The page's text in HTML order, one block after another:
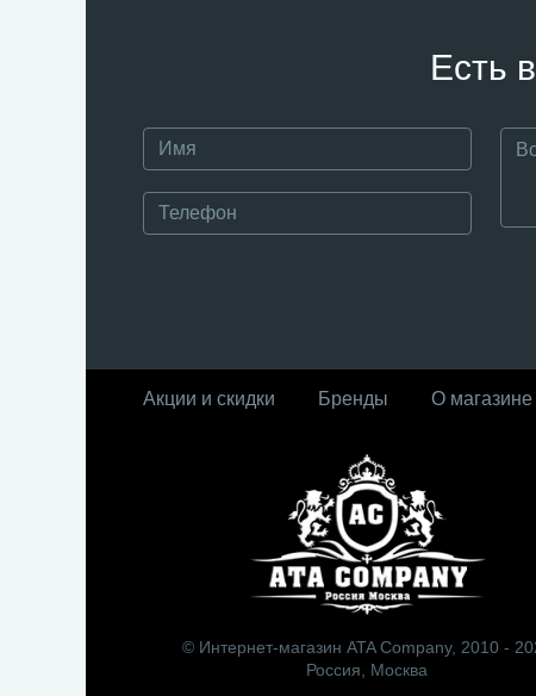
Есть
Акции и скидки Бренды О магазине
© Интернет-магазин ATA Company, 2010 -
Россия, Москва